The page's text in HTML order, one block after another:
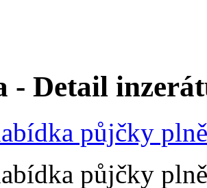
- Detail
půjčky
půjčky